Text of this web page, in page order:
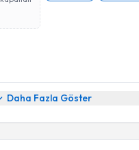
Daha Fazla Göster